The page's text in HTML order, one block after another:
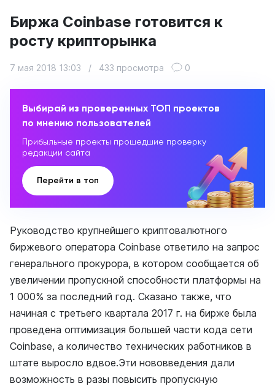
Биржа Coinbase готовится к
росту крипторынка
7 мая 2018 13:03 / 433 просмотра 0
Выбирай из проверенных ТОП проектов
по мнению пользователей
Прибыльные проекты прошедшие проверку
редакции сайта
Перейти в топ
Руководство крупнейшего криптовалютного
биржевого оператора Coinbase ответило на запрос
генерального прокурора, в котором сообщается об
увеличении пропускной способности платформы на
1 000% за последний год. Сказано также, что
начиная с третьего квартала 2017 г. на бирже была
проведена оптимизация большей части кода сети
Coinbase, а количество технических работников в
штате выросло вдвое.Эти нововведения дали
возможность в разы повысить пропускную